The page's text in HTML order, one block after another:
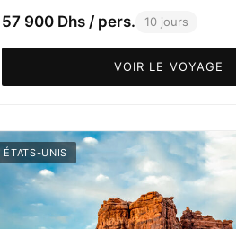
57 900 Dhs / pers. 10 jours
VOIR LE VOYAGE
ÉTATS-UNIS